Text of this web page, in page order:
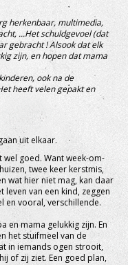
herkenbaar, multimedia,
...Het schuldgevoel (dat
gebracht ! Alsook dat elk
zijn, en hopen dat mama
ook na de
heeft velen gepakt en
uit elkaar.
wel goed. Want week-om-
twee keer kerstmis,
wat hier niet mag, kan daar
van een kind, zeggen
en vooral, verschillende.
en mama gelukkig zijn. En
het stuifmeel van de
in iemands ogen strooit,
of zij ziet. Een goed plan,